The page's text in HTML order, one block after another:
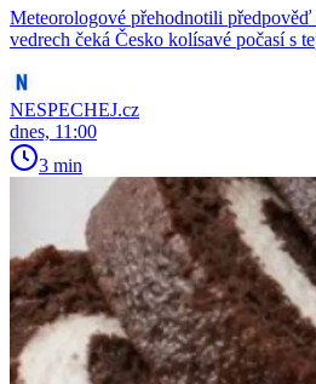
Meteorologové přehodnotili předpověď
vedrech čeká Česko kolísavé počasí s
NESPECHEJ.cz
dnes, 11:00
3 min